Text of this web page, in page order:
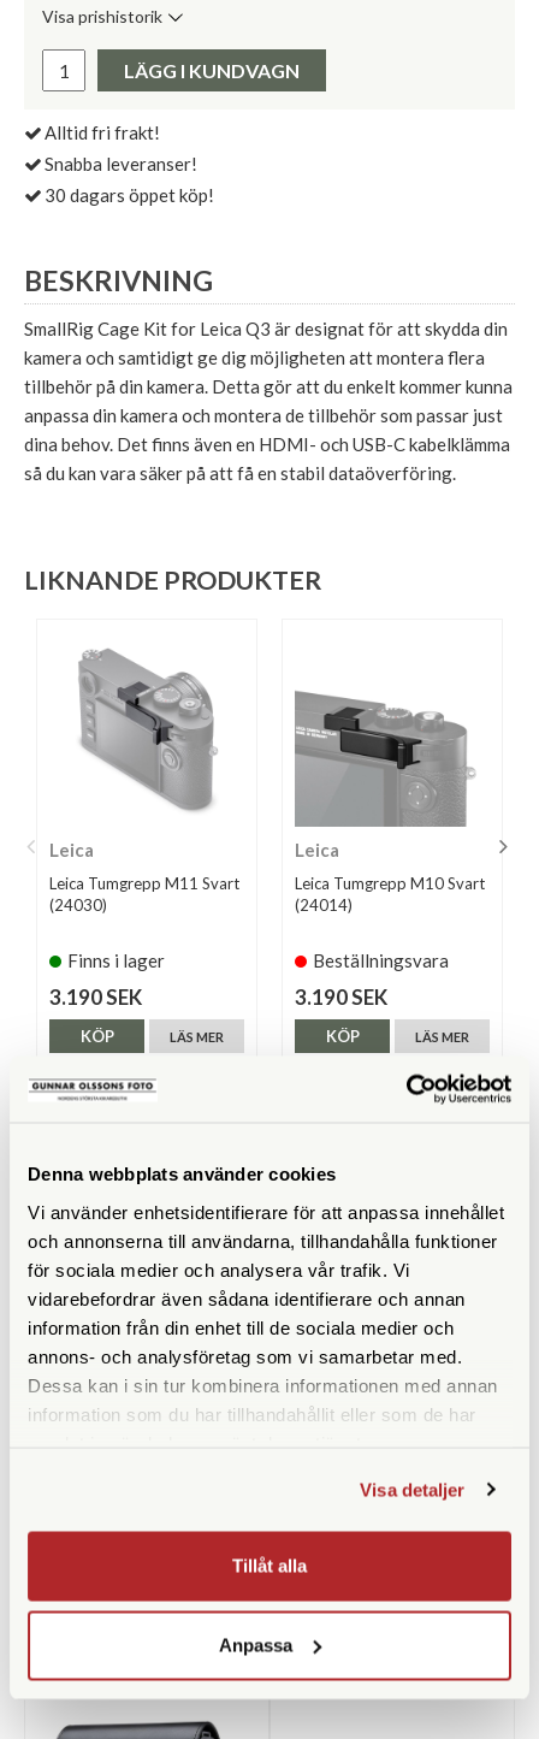
Denna webbplats använder cookies
Vi använder enhetsidentifierare för att anpassa innehållet
och annonserna till användarna, tillhandahålla funktioner
för sociala medier och analysera vår trafik. Vi
vidarebefordrar även sådana identifierare och annan
information från din enhet till de sociala medier och
annons- och analysföretag som vi samarbetar med.
Dessa kan i sin tur kombinera informationen med annan
information som du har tillhandahållit eller som de har
Visa detaljer
Tillåt alla
Anpassa
Visa prishistorik
Pris:
LÄGG I KUNDVAGN
Alltid fri frakt!
Snabba leveranser!
30 dagars öppet köp!
BESKRIVNING
SmallRig Cage Kit for Leica Q3 är designat för att skydda din
kamera och samtidigt ge dig möjligheten att montera flera
tillbehör på din kamera. Detta gör att du enkelt kommer kunna
anpassa din kamera och montera de tillbehör som passar just
dina behov. Det finns även en HDMI- och USB-C kabelklämma
så du kan vara säker på att få en stabil dataöverföring.
LIKNANDE PRODUKTER
Leica
Leica Tumgrepp M11 Svart
(24030)
Finns i lager
3.190 SEK
LÄS MER
KÖP
Leica
Leica Tumgrepp M10 Svart
(24014)
Beställningsvara
3.190 SEK
LÄS MER
KÖP
ANDRA KÖPTE ÄVEN
349 SEK
LÄS MER
Ej i lager
449 SEK
KÖP